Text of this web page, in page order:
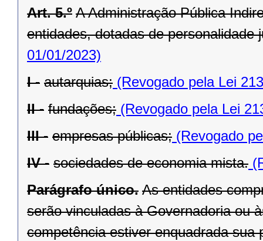
Art. 5.º A Administração Pública
entidades, dotadas de personalidade
01/01/2023)
I - autarquias; (Revogado pela Lei
II - fundações; (Revogado pela Lei
III - empresas públicas; (Revogado
IV - sociedades de economia mista.
Parágrafo único. As entidades
serão vinculadas à Governadoria ou
competência estiver enquadrada